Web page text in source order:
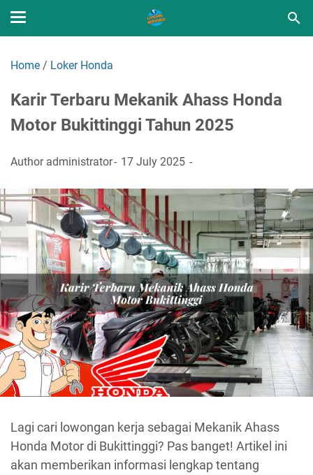
Home / Loker Honda
Karir Terbaru Mekanik Ahass Honda
Motor Bukittinggi Tahun 2025
Author administrator 17 July 2025
Lagi cari lowongan kerja sebagai Mekanik Ahass
Honda Motor di Bukittinggi? Pas banget! Artikel ini
akan memberikan informasi lengkap tentang